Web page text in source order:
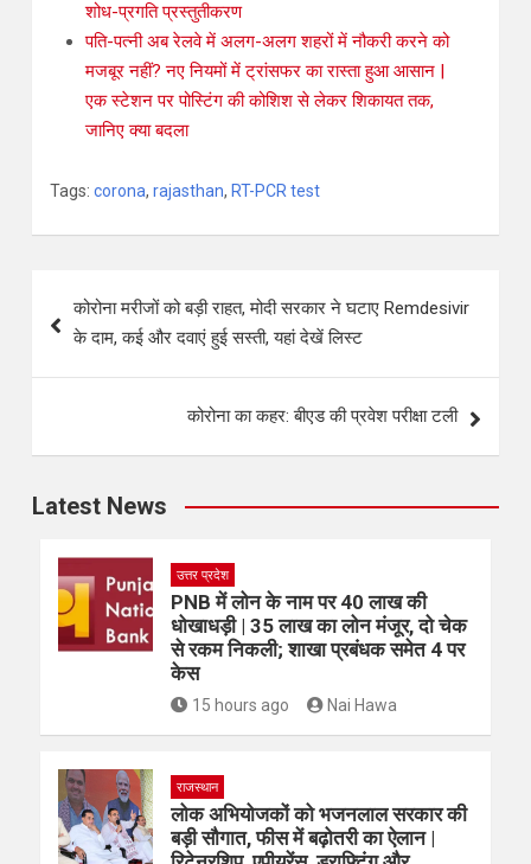
शोध-प्रगति प्रस्तुतीकरण
पति-पत्नी अब रेलवे में अलग-अलग शहरों में नौकरी करने को
मजबूर नहीं? नए नियमों में ट्रांसफर का रास्ता हुआ आसान |
एक स्टेशन पर पोस्टिंग की कोशिश से लेकर शिकायत तक,
जानिए क्या बदला
Tags: corona, rajasthan, RT-PCR test
कोरोना मरीजों को बड़ी राहत, मोदी सरकार ने घटाए Remdesivir
के दाम, कई और दवाएं हुई सस्ती, यहां देखें लिस्ट
कोरोना का कहर: बीएड की प्रवेश परीक्षा टली
Latest News
उत्तर प्रदेश
PNB में लोन के नाम पर 40 लाख की
धोखाधड़ी | 35 लाख का लोन मंजूर, दो चेक
से रकम निकली; शाखा प्रबंधक समेत 4 पर
केस
15 hours ago Nai Hawa
राजस्थान
लोक अभियोजकों को भजनलाल सरकार की
बड़ी सौगात, फीस में बढ़ोतरी का ऐलान |